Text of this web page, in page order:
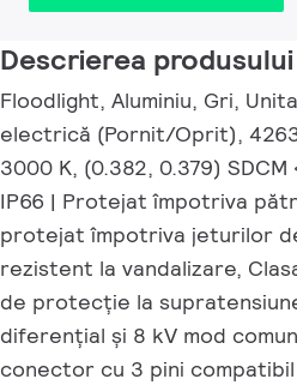
Descrierea produsului
Floodlight, Aluminiu, Gri,
electrică (Pornit/Oprit), 4263
3000 K, (0.382, 0.379) SDCM
IP66 | Protejat împotriva
protejat împotriva jeturilor
rezistent la vandalizare,
de protecție la
diferențial și 8 kV mod
conector cu 3 pini compatibil